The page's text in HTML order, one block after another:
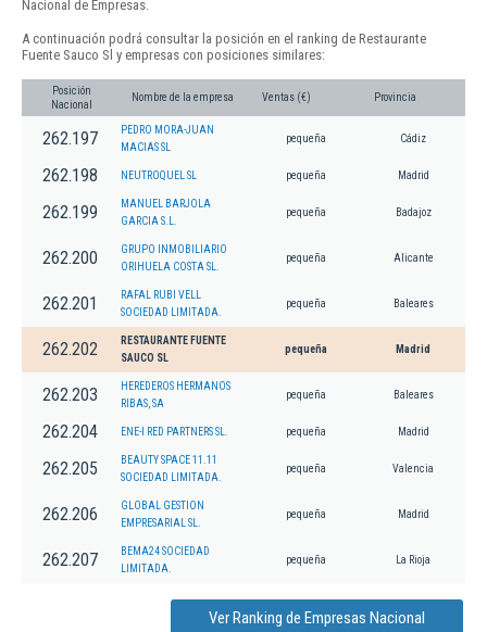
Nacional de Empresas.
A continuación podrá consultar la posición en el ranking de Restaurante
Fuente Sauco Sl y empresas con posiciones similares:
Posición
Nacional
Nombre de la empresa Ventas (€) Provincia
262.197
PEDRO MORA-JUAN
MACIAS SL
pequeña Cádiz
262.198 NEUTROQUEL SL pequeña Madrid
262.199
MANUEL BARJOLA
GARCIA S.L.
pequeña Badajoz
262.200
GRUPO INMOBILIARIO
ORIHUELA COSTA SL.
pequeña Alicante
262.201
RAFAL RUBI VELL
SOCIEDAD LIMITADA.
pequeña Baleares
262.202
RESTAURANTE FUENTE
SAUCO SL
pequeña Madrid
262.203
HEREDEROS HERMANOS
RIBAS, SA
pequeña Baleares
262.204 ENE-I RED PARTNERS SL. pequeña Madrid
262.205
BEAUTY SPACE 11.11
SOCIEDAD LIMITADA.
pequeña Valencia
262.206
GLOBAL GESTION
EMPRESARIAL SL.
pequeña Madrid
262.207
BEMA24 SOCIEDAD
LIMITADA.
pequeña La Rioja
Ver Ranking de Empresas Nacional